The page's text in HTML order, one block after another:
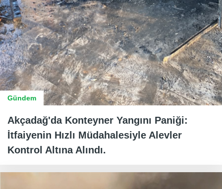
Gündem
Akçadağ'da Konteyner Yangını Paniği:
İtfaiyenin Hızlı Müdahalesiyle Alevler
Kontrol Altına Alındı.